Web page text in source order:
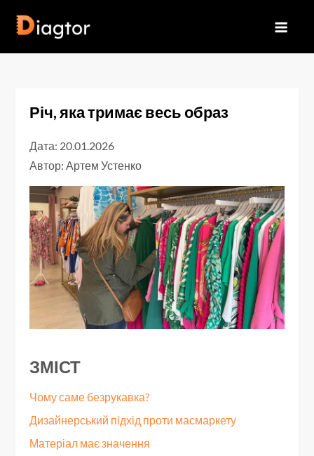
Річ, яка тримає весь образ
Дата: 20.01.2026
Автор:Артем Устенко
ЗМІСТ
Чому саме безрукавка?
Дизайнерський підхід проти масмаркету
Матеріал має значення